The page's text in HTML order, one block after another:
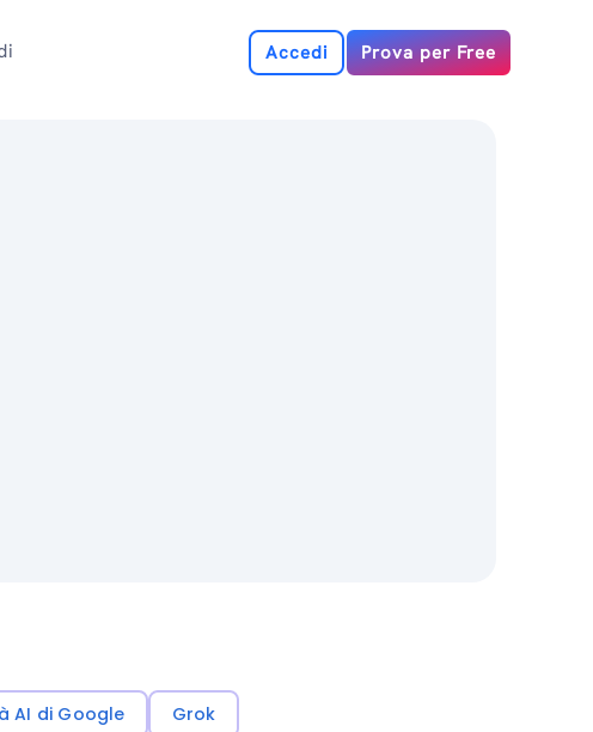
Accedi Prova per Free
AI di Google Grok